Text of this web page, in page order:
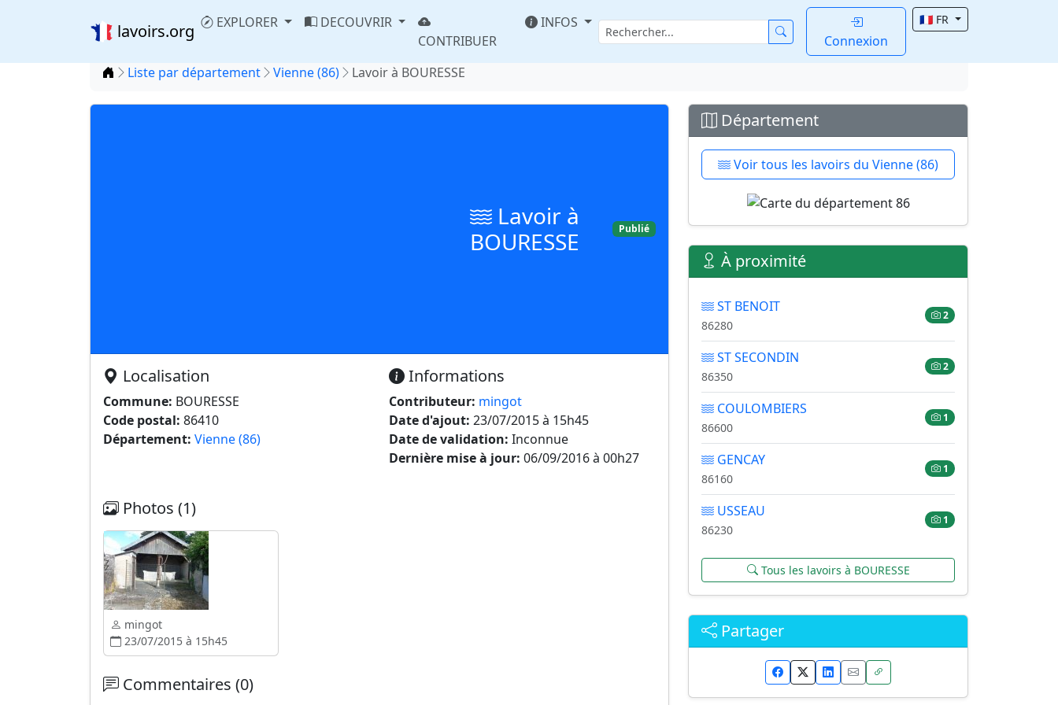
lavoirs.org EXPLORER
DECOUVRIR
CONTRIBUER
INFOS
Connexion
🇫🇷 FR
Accueil
Liste par département Vienne (86) Lavoir à BOURESSE
Lavoir à
BOURESSE
Publié
Localisation
Commune: BOURESSE
Code postal: 86410
Département: Vienne (86)
Informations
Contributeur: mingot
Date d'ajout: 23/07/2015 à 15h45
Date de validation: Inconnue
Dernière mise à jour: 06/09/2016 à 00h27
Photos (1)
mingot
23/07/2015 à 15h45
Commentaires (0)
Département
Voir tous les lavoirs du Vienne (86)
À proximité
ST BENOIT
86280
2
ST SECONDIN
86350
2
COULOMBIERS
86600
1
GENCAY
86160
1
USSEAU
86230
1
Tous les lavoirs à BOURESSE
Partager